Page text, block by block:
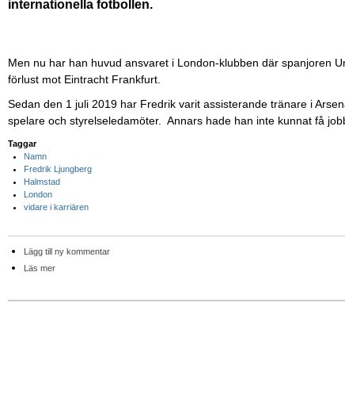
internationella fotbollen.
Men nu har han huvud ansvaret i London-klubben där spanjoren
förlust mot Eintracht Frankfurt.
Sedan den 1 juli 2019 har Fredrik varit assisterande tränare i
spelare och styrelseledamöter. Annars hade han inte kunnat få
Taggar
Namn
Fredrik Ljungberg
Halmstad
London
vidare i karriären
Lägg till ny kommentar
Läs mer